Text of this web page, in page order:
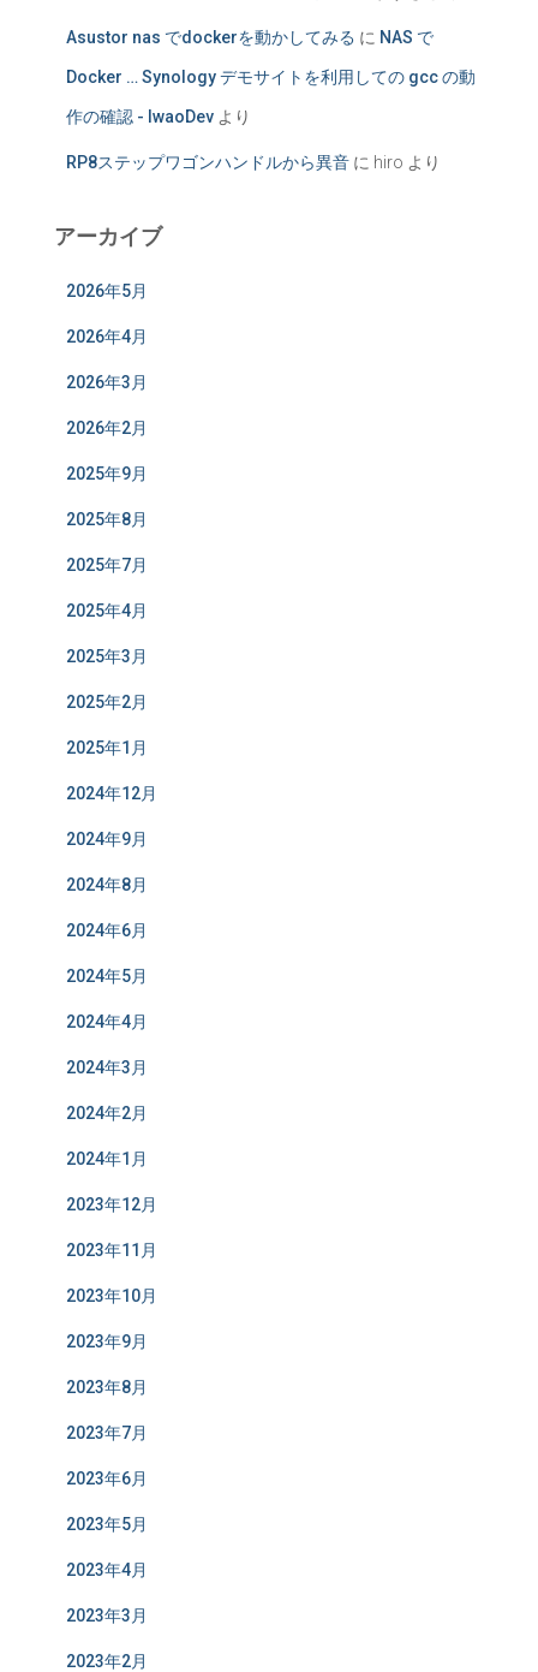
Asustor nas でdockerを動かしてみる に NAS で
Docker … Synology デモサイトを利用しての gcc の動
作の確認 - IwaoDev より
RP8ステップワゴンハンドルから異音 に hiro より
アーカイブ
2026年5月
2026年4月
2026年3月
2026年2月
2025年9月
2025年8月
2025年7月
2025年4月
2025年3月
2025年2月
2025年1月
2024年12月
2024年9月
2024年8月
2024年6月
2024年5月
2024年4月
2024年3月
2024年2月
2024年1月
2023年12月
2023年11月
2023年10月
2023年9月
2023年8月
2023年7月
2023年6月
2023年5月
2023年4月
2023年3月
2023年2月